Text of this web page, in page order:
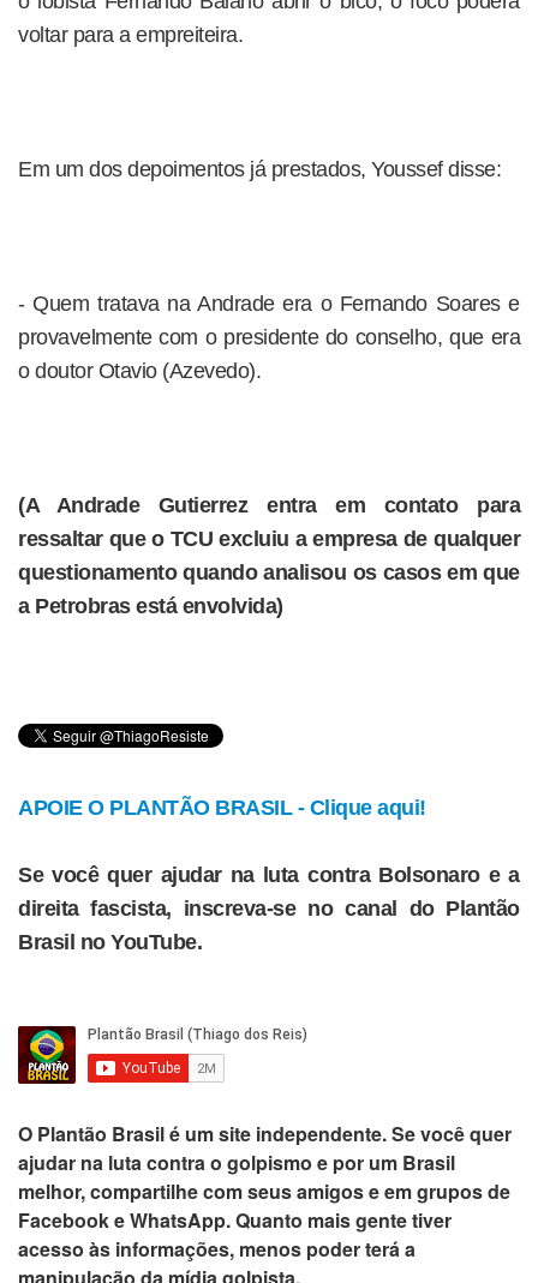
voltar para a empreiteira.
Em um dos depoimentos já prestados, Youssef disse:
- Quem tratava na Andrade era o Fernando Soares e
provavelmente com o presidente do conselho, que era
o doutor Otavio (Azevedo).
(A Andrade Gutierrez entra em contato para
ressaltar que o TCU excluiu a empresa de qualquer
questionamento quando analisou os casos em que
a Petrobras está envolvida)
APOIE O PLANTÃO BRASIL - Clique aqui!
Se você quer ajudar na luta contra Bolsonaro e a
direita fascista, inscreva-se no canal do Plantão
Brasil no YouTube.
O Plantão Brasilé um site independente. Se você quer
ajudar na luta contra o golpismo e por um Brasil
melhor,compartilhe com seus amigos e em grupos de
Facebook e WhatsApp. Quanto mais gente tiver
acesso às informações, menos poder terá a